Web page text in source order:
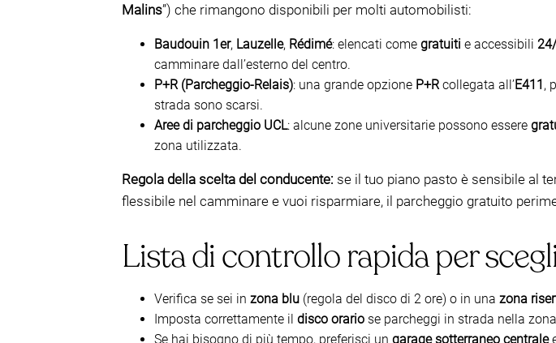
Malins”) che rimangono disponibili per molti automobilisti:
Baudouin 1er, Lauzelle, Rédimé: elencati come gratuiti e accessibili
camminare dall’esterno del centro.
P+R (Parcheggio-Relais): una grande opzione P+R collegata all’E411 ,
strada sono scarsi.
Aree di parcheggio UCL: alcune zone universitarie possono essere
zona utilizzata.
Regola della scelta del conducente: se il tuo piano pasto è sensibile al
flessibile nel camminare e vuoi risparmiare, il parcheggio gratuito
Lista di controllo rapida per
Verifica se sei in zona blu (regola del disco di 2 ore) o in una zona
Imposta correttamente il disco orario se parcheggi in strada nella
Se hai bisogno di più tempo, preferisci un garage sotterraneo centrale